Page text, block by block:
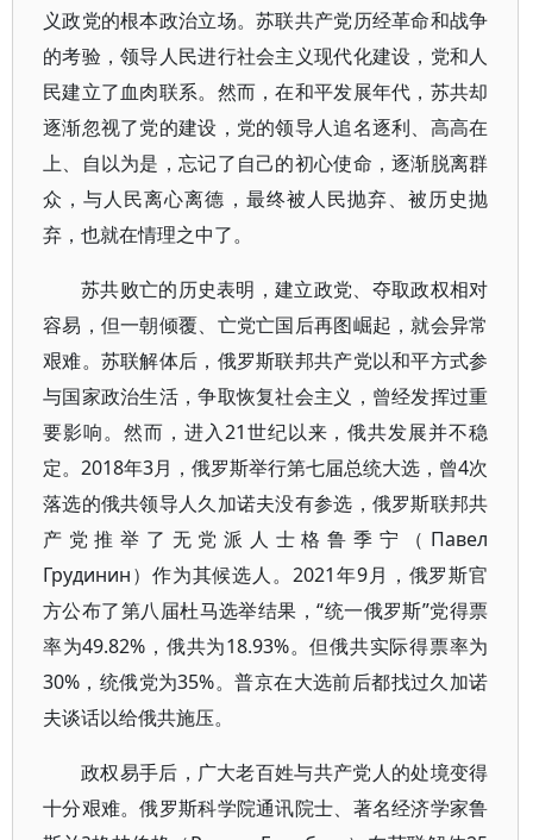
义政党的根本政治立场。苏联共产党历经革命和战争
的考验，领导人民进行社会主义现代化建设，党和人
民建立了血肉联系。然而，在和平发展年代，苏共却
逐渐忽视了党的建设，党的领导人追名逐利、高高在
上、自以为是，忘记了自己的初心使命，逐渐脱离群
众，与人民离心离德，最终被人民抛弃、被历史抛
弃，也就在情理之中了。
苏共败亡的历史表明，建立政党、夺取政权相对
容易，但一朝倾覆、亡党亡国后再图崛起，就会异常
艰难。苏联解体后，俄罗斯联邦共产党以和平方式参
与国家政治生活，争取恢复社会主义，曾经发挥过重
要影响。然而，进入21世纪以来，俄共发展并不稳
定。2018年3月，俄罗斯举行第七届总统大选，曾4次
落选的俄共领导人久加诺夫没有参选，俄罗斯联邦共
产党推举了无党派人士格鲁季宁（Павел
Грудинин）作为其候选人。2021年9月，俄罗斯官
方公布了第八届杜马选举结果，“统一俄罗斯”党得票
率为49.82%，俄共为18.93%。但俄共实际得票率为
30%，统俄党为35%。普京在大选前后都找过久加诺
夫谈话以给俄共施压。
政权易手后，广大老百姓与共产党人的处境变得
十分艰难。俄罗斯科学院通讯院士、著名经济学家鲁